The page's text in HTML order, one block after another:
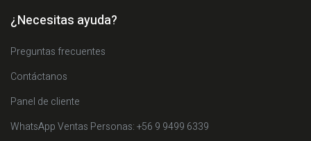
¿Necesitas ayuda?
Preguntas frecuentes
Contáctanos
Panel de cliente
WhatsApp Ventas Personas: +56 9 9499 6339